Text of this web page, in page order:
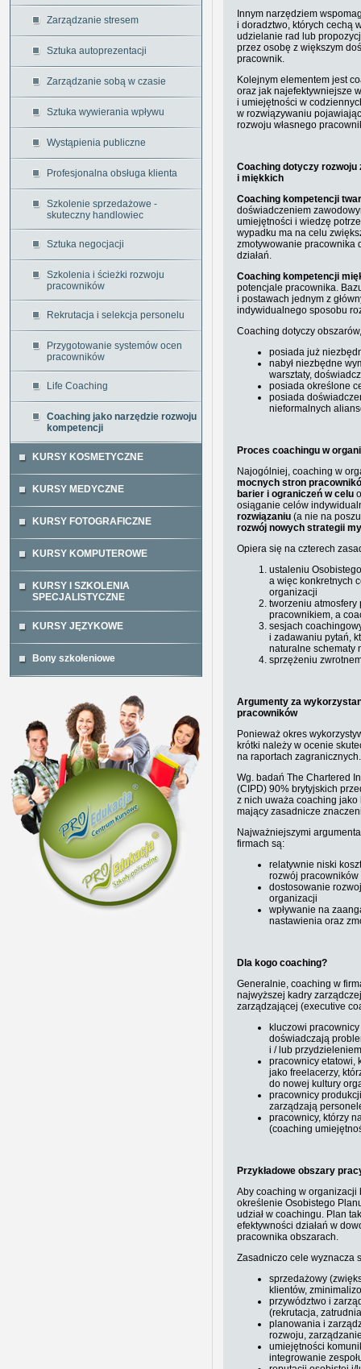
Zarządzanie stresem
Sztuka autoprezentacji
Zarządzanie sobą w czasie
Sztuka wywierania wpływu
Wystąpienia publiczne
Profesjonalna obsługa klienta
Szkolenie sprzedażowe -
skuteczny handlowiec
Sztuka negocjacji
Szkolenia i ścieżki rozwoju
pracowników
Rekrutacja i selekcja personelu
Przygotowanie systemów ocen
pracowników
Life Coaching
Coaching jako narzędzie rozwoju
kompetencji
KURSY KOSMETYCZNE
KURSY MEDYCZNE
KURSY FOTOGRAFICZNE
KURSY KOMPUTEROWE
KURSY I SZKOLENIA
SPECJALISTYCZNE
KURSY JĘZYKOWE
Bony szkoleniowe
Innym narzędziem
i doradztwo, których cechą
udzielanie rad lub
przez osobę z większym
pracownik.
Kolejnym elementem jest
oraz jak najefektywniejsze
i umiejętności w
w rozwiązywaniu
rozwoju własnego
Coaching dotyczy
i miękkich
Coaching kompetencji
doświadczeniem
umiejętności i wiedzę
wypadku ma na celu
zmotywowanie pracownika
działań.
Coaching kompetencji
potencjale pracownika.
i postawach jednym z
indywidualnego sposobu
Coaching dotyczy
posiada już
nabył niezbędne
warsztaty,
posiada określone
posiada
nieformalnych
Proces coachingu w
Najogólniej, coaching w
mocnych stron
barier i ograniczeń w celu
osiąganie celów
rozwiązaniu (a nie na
rozwój nowych strategii
Opiera się na czterech
ustaleniu
a więc konkretnych
organizacji
tworzeniu atmosfery
pracownikiem, a
sesjach
i zadawaniu pytań,
naturalne schematy
sprzężeniu
Argumenty za
pracowników
Ponieważ okres
krótki należy w ocenie
na raportach zagranicznych.
Wg. badań The Chartered
(CIPD) 90% brytyjskich
z nich uważa coaching
mający zasadnicze
Najważniejszymi
firmach są:
relatywnie niski
rozwój pracowników
dostosowanie
organizacji
wpływanie na
nastawienia oraz
Dla kogo coaching?
Generalnie, coaching w
najwyższej kadry
zarządzającej (executive
kluczowi
doświadczają
i / lub
pracownicy etatowi,
jako freelacerzy,
do nowej kultury
pracownicy
zarządzają
pracownicy, którzy
(coaching
Przykładowe obszary
Aby coaching w organizacji
określenie Osobistego
udział w coachingu. Plan
efektywności działań w
pracownika obszarach.
Zasadniczo cele wyznacza
sprzedażowy
klientów,
przywództwo i
(rekrutacja,
planowania i
rozwoju,
umiejętności
integrowanie